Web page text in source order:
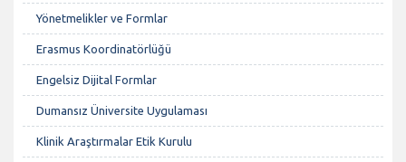
Yönetmelikler ve Formlar
Erasmus Koordinatörlüğü
Engelsiz Dijital Formlar
Dumansız Üniversite Uygulaması
Klinik Araştırmalar Etik Kurulu